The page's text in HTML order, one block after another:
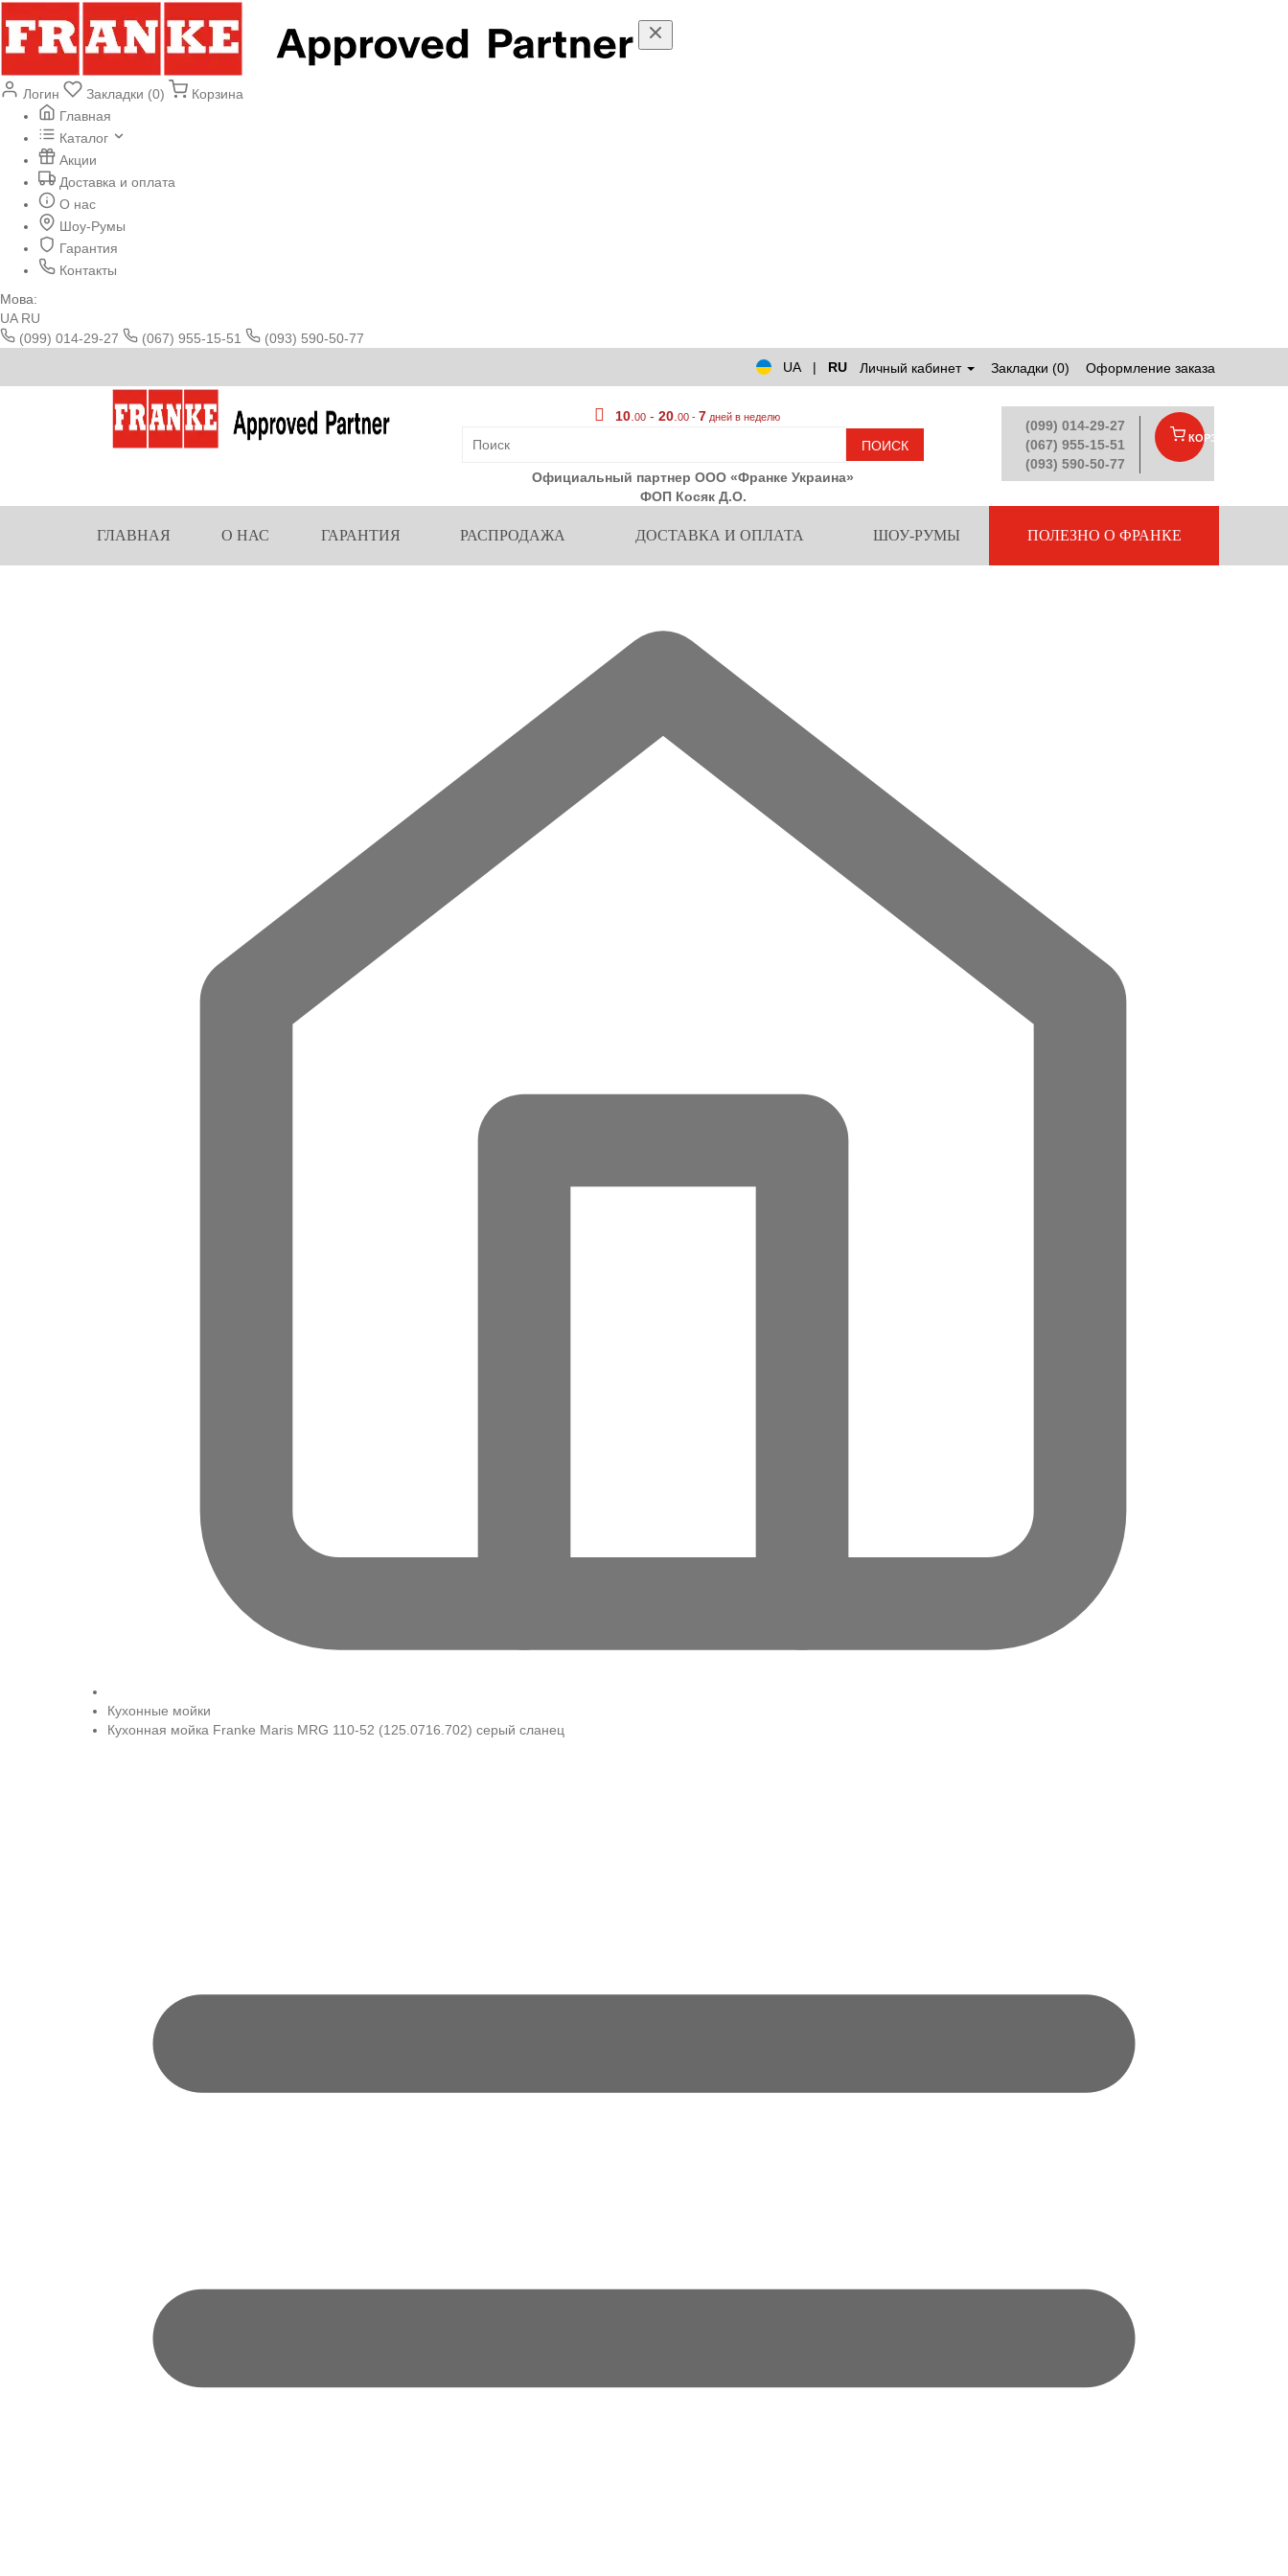
Логин Закладки (0)
Корзина
Главная
Каталог
Акции
Доставка и оплата
О нас
Шоу-Румы
Гарантия
Контакты
Мова:
UA RU
(099) 014-29-27
(067) 955-15-51
(093) 590-50-77
UA
| RU Личный кабинет Закладки (0) Оформление заказа
10 .00 -20 .00 -7 дней в неделю
ПОИСК
Официальный партнер ООО «Франке Украина»
ФОП Косяк Д.О.
(099) 014-29-27
(067) 955-15-51
(093) 590-50-77
КОРЗИНА
ГЛАВНАЯ О НАС ГАРАНТИЯ РАСПРОДАЖА ДОСТАВКА И ОПЛАТА ШОУ-РУМЫ ПОЛЕЗНО О ФРАНКЕ
Кухонные мойки
Кухонная мойка Franke Maris MRG 110-52 (125.0716.702) серый сланец